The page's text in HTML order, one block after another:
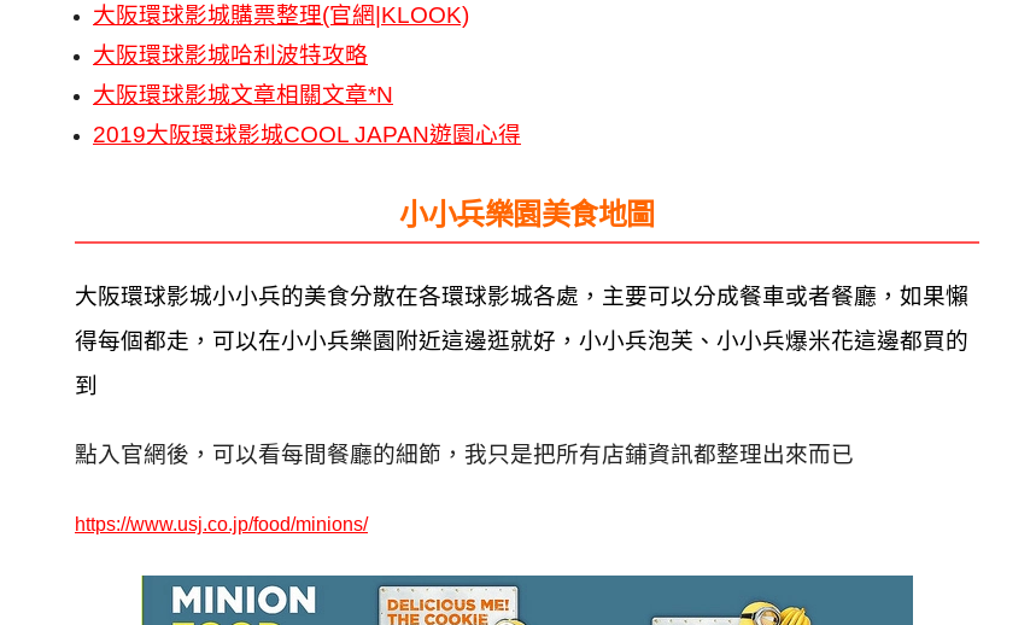
大阪環球影城購票整理(官網|KLOOK)
大阪環球影城哈利波特攻略
大阪環球影城文章相關文章*N
2019大阪環球影城COOL JAPAN遊園心得
小小兵樂園美食地圖
大阪環球影城小小兵的美食分散在各環球影城各處，主要可以分成餐車或者餐廳， 如果懶
得每個都走，可以在小小兵樂園附近這邊逛就好，小小兵泡芙、小小兵爆米花這邊都買的
到
點入官網後，可以看每間餐廳的細節，我只是把所有店鋪資訊都整理出來而已
https://www.usj.co.jp/food/minions/